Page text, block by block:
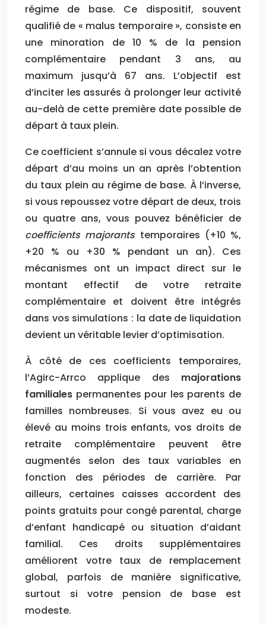
régime de base. Ce dispositif, souvent
qualifié de « malus temporaire », consiste en
une minoration de 10 % de la pension
complémentaire pendant 3 ans, au
maximum jusqu’à 67 ans. L’objectif est
d’inciter les assurés à prolonger leur activité
au-delà de cette première date possible de
départ à taux plein.
Ce coefficient s’annule si vous décalez votre
départ d’au moins un an après l’obtention
du taux plein au régime de base. À l’inverse,
si vous repoussez votre départ de deux, trois
ou quatre ans, vous pouvez bénéficier de
coefficients majorantstemporaires (+10 %,
+20 % ou +30 % pendant un an). Ces
mécanismes ont un impact direct sur le
montant effectif de votre retraite
complémentaire et doivent être intégrés
dans vos simulations : la date de liquidation
devient un véritable levier d’optimisation.
À côté de ces coefficients temporaires,
l’Agirc-Arrco applique des majorations
familiales permanentes pour les parents de
familles nombreuses. Si vous avez eu ou
élevé au moins trois enfants, vos droits de
retraite complémentaire peuvent être
augmentés selon des taux variables en
fonction des périodes de carrière. Par
ailleurs, certaines caisses accordent des
points gratuits pour congé parental, charge
d’enfant handicapé ou situation d’aidant
familial. Ces droits supplémentaires
améliorent votre taux de remplacement
global, parfois de manière significative,
surtout si votre pension de base est
modeste.